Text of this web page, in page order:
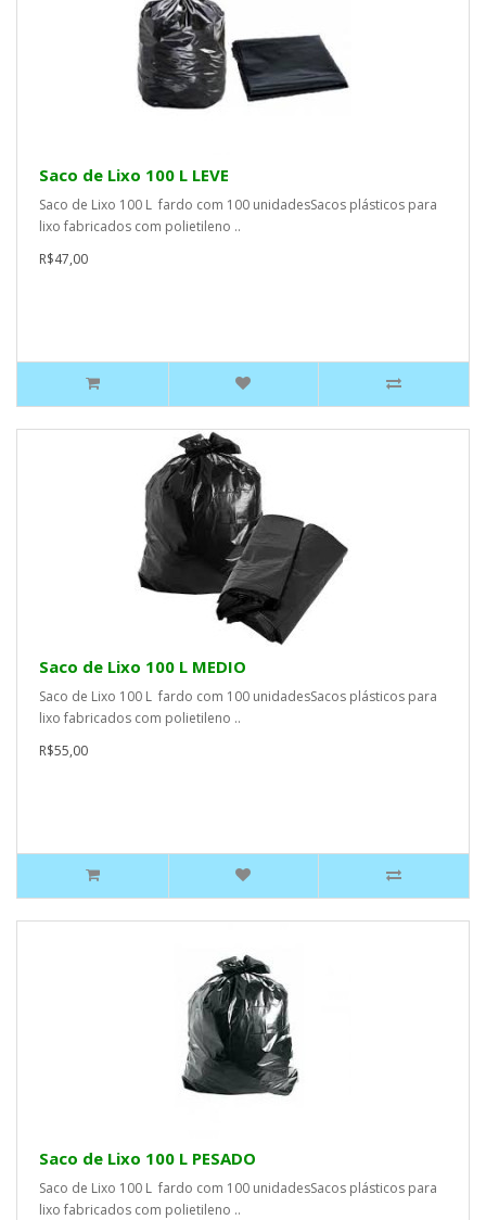
Saco de Lixo 100 L LEVE
Saco de Lixo 100 L fardo com 100 unidadesSacos plásticos para
lixo fabricados com polietileno ..
R$47,00
Saco de Lixo 100 L MEDIO
Saco de Lixo 100 L fardo com 100 unidadesSacos plásticos para
lixo fabricados com polietileno ..
R$55,00
Saco de Lixo 100 L PESADO
Saco de Lixo 100 L fardo com 100 unidadesSacos plásticos para
lixo fabricados com polietileno ..